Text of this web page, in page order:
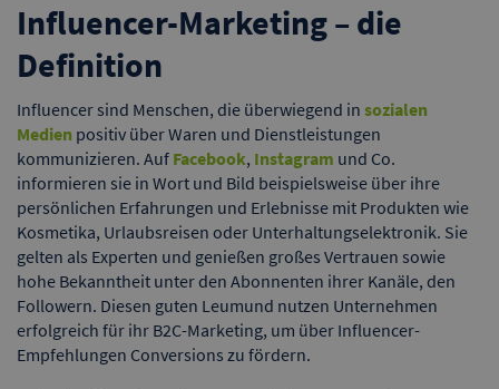
Influencer-Marketing – die
Definition
Influencer sind Menschen, die überwiegend in sozialen
Medien positiv über Waren und Dienstleistungen
kommunizieren. Auf Facebook, Instagram und Co.
informieren sie in Wort und Bild beispielsweise über ihre
persönlichen Erfahrungen und Erlebnisse mit Produkten wie
Kosmetika, Urlaubsreisen oder Unterhaltungselektronik. Sie
gelten als Experten und genießen großes Vertrauen sowie
hohe Bekanntheit unter den Abonnenten ihrer Kanäle, den
Followern. Diesen guten Leumund nutzen Unternehmen
erfolgreich für ihr B2C-Marketing, um über Influencer-
Empfehlungen Conversions zu fördern.